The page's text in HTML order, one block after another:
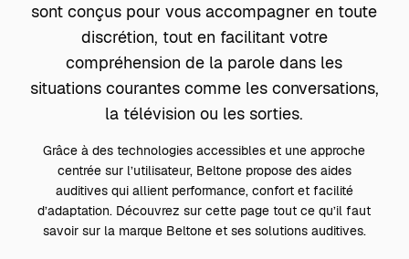
sont conçus pour vous accompagner en toute
discrétion, tout en facilitant votre
compréhension de la parole dans les
situations courantes comme les conversations,
la télévision ou les sorties.
Grâce à des technologies accessibles et une approche
centrée sur l’utilisateur, Beltone propose des aides
auditives qui allient performance, confort et facilité
d’adaptation. Découvrez sur cette page tout ce qu’il faut
savoir sur la marque Beltone et ses solutions auditives.